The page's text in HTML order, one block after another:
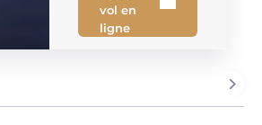
vol en
ligne